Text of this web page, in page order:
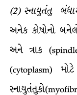
(2) સ્નાયુતંતુ
અનેક કોષોનો
અને ત્રાક
(cytoplasm)